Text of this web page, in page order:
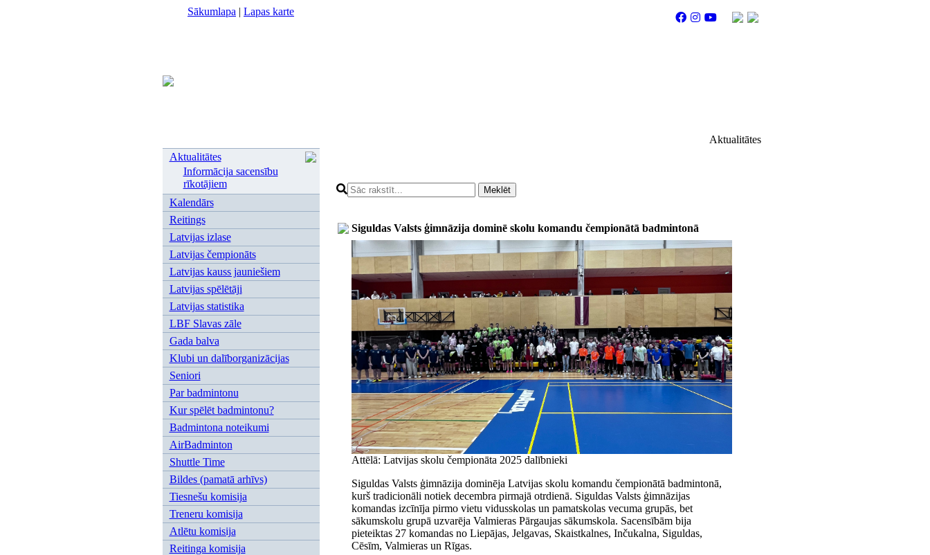
Sākumlapa | Lapas karte
Aktualitātes
Informācija sacensību
rīkotājiem
Kalendārs
Reitings
Latvijas izlase
Latvijas čempionāts
Latvijas kauss jauniešiem
Latvijas spēlētāji
Latvijas statistika
LBF Slavas zāle
Gada balva
Klubi un dalīborganizācijas
Seniori
Par badmintonu
Kur spēlēt badmintonu?
Badmintona noteikumi
AirBadminton
Shuttle Time
Bildes (pamatā arhīvs)
Tiesnešu komisija
Treneru komisija
Atlētu komisija
Reitinga komisija
Aktualitātes
Meklēt
Siguldas Valsts ģimnāzija dominē skolu komandu čempionātā badmintonā
Attēlā: Latvijas skolu čempionāta 2025 dalībnieki
Siguldas Valsts ģimnāzija dominēja Latvijas skolu komandu čempionātā badmintonā,
kurš tradicionāli notiek decembra pirmajā otrdienā. Siguldas Valsts ģimnāzijas
komandas izcīnīja pirmo vietu vidusskolas un pamatskolas vecuma grupās, bet
sākumskolu grupā uzvarēja Valmieras Pārgaujas sākumskola. Sacensībām bija
pieteiktas 27 komandas no Liepājas, Jelgavas, Skaistkalnes, Inčukalna, Siguldas,
Cēsīm, Valmieras un Rīgas.